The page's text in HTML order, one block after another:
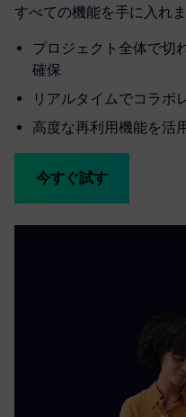
すべての機能を手に入れま
プロジェクト全体で切
確保
リアルタイムでコラボ
高度な再利用機能を活
今すぐ試す